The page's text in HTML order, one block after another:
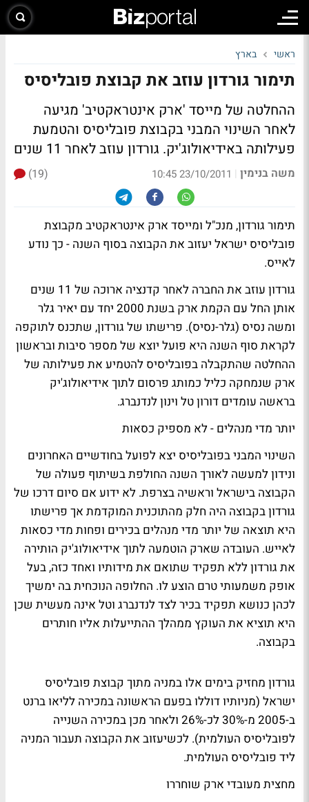
ראשי בארץ
תימור גורדון עוזב את קבוצת פובליסיס
ההחלטה של מייסד 'ארק אינטראקטיב' מגיעה
לאחר השינוי המבני בקבוצת פובליסיס והטמעת
פעילותה באידיאולוג'יק. גורדון עוזב לאחר 11 שנים
משה בנימין |
23/10/2011 10:45
(19)
תימור גורדון, מנכ"ל ומייסד ארק אינטראקטיב מקבוצת
פובליסיס ישראל יעזוב את הקבוצה בסוף השנה - כך נודע
לאייס.
גורדון עוזב את החברה לאחר קדנציה ארוכה של 11 שנים
אותן החל עם הקמת ארק בשנת 2000 יחד עם יאיר גלר
ומשה נסיס (גלר-נסיס). פרישתו של גורדון, שתכנס לתוקפה
לקראת סוף השנה היא פועל יוצא של מספר סיבות ובראשון
ההחלטה שהתקבלה בפובליסיס להטמיע את פעילותה של
ארק שנמחקה כליל כמותג פרסום לתוך אידיאולוג'יק
בראשה עומדים דורון טל וינון לנדנברג.
יותר מדי מנהלים - לא מספיק כסאות
השינוי המבני בפובליסיס יצא לפועל בחודשיים האחרונים
ונידון למעשה לאורך השנה החולפת בשיתוף פעולה של
הקבוצה בישראל וראשיה בצרפת. לא ידוע אם סיום דרכו של
גורדון בקבוצה היה חלק מהתוכנית המוקדמת אך פרישתו
היא תוצאה של יותר מדי מנהלים בכירים ופחות מדי כסאות
לאייש. העובדה שארק הוטמעה לתוך אידיאולוג'יק הותירה
את גורדון ללא תפקיד שתואם את מידותיו ואחד כזה, בעל
אופק משמעותי טרם הוצע לו. החלופה הנוכחית בה ימשיך
לכהן כנושא תפקיד בכיר לצד לנדנברג וטל אינה מעשית שכן
היא תוציא את העוקץ ממהלך ההתייעלות אליו חותרים
בקבוצה.
גורדון מחזיק בימים אלו במניה מתוך קבוצת פובליסיס
ישראל (מניותיו דוללו בפעם הראשונה במכירה לליאו ברנט
ב-2005 מ-30% לכ-26% ולאחר מכן במכירה השנייה
לפובליסיס העולמית). לכשיעזוב את הקבוצה תעבור המניה
ליד פובליסיס העולמית.
מחצית מעובדי ארק שוחררו